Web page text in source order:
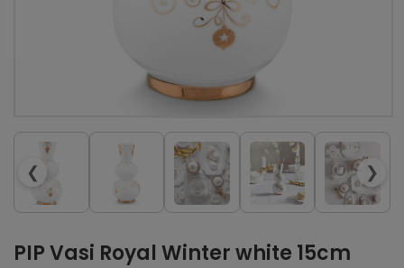
❮ ❯
PIP Vasi Royal Winter white 15cm